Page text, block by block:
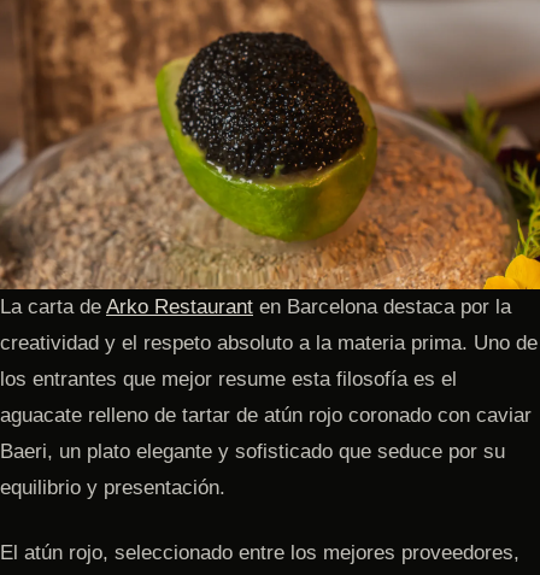
La carta de Arko Restaurant en Barcelona destaca por la
creatividad y el respeto absoluto a la materia prima. Uno de
los entrantes que mejor resume esta filosofía es el
aguacate relleno de tartar de atún rojo coronado con caviar
Baeri, un plato elegante y sofisticado que seduce por su
equilibrio y presentación.
El atún rojo, seleccionado entre los mejores proveedores,